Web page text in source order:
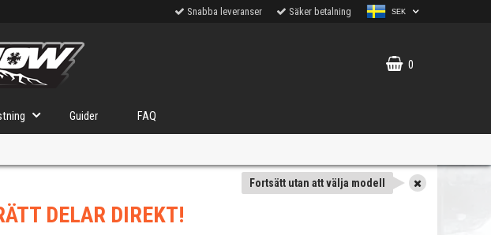
Snabba leveranser Säker betalning SEK
0
Guider FAQ
Fortsätt utan att välja modell
DELAR DIREKT!